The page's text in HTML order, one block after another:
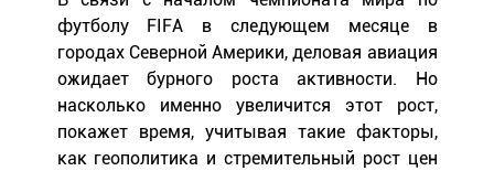
футболу FIFA в следующем месяце в
городах Северной Америки, деловая авиация
ожидает бурного роста активности. Но
насколько именно увеличится этот рост,
покажет время, учитывая такие факторы,
как геополитика и стремительный рост цен